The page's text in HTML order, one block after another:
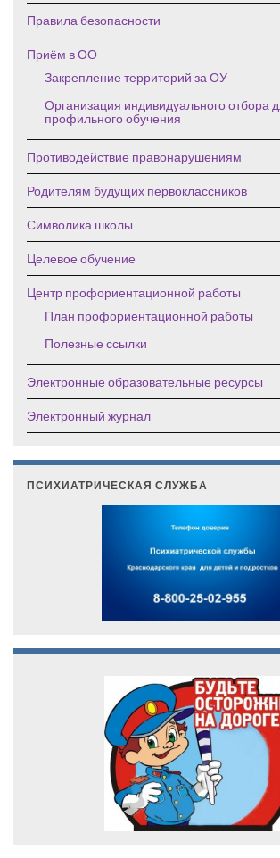
Правила безопасности
Приём в ОО
Закрепление территорий за ОУ
Организация индивидуального отбора
профильного обучения
Противодействие правонарушениям
Родителям будущих первоклассников
Символика школы
Целевое обучение
Центр профориентационной работы
План профориентационной работы
Полезные ссылки
Электронные образовательные ресурсы
Электронный журнал
ПСИХИАТРИЧЕСКАЯ СЛУЖБА